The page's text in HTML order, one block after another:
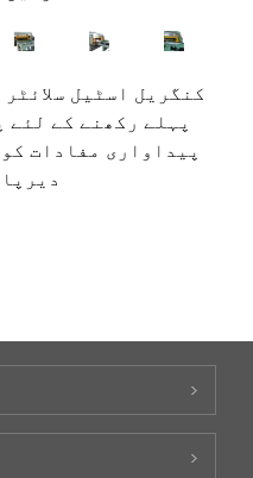
کنگریل اسٹیل
پہلے رکھنے کے لئے
پیداواری مفادات